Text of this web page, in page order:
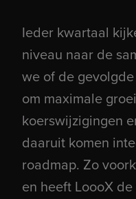
Ieder kwartaal
niveau naar de
we of de
om maximale
koerswijzigingen
daaruit komen
roadmap. Zo
en heeft LoooX